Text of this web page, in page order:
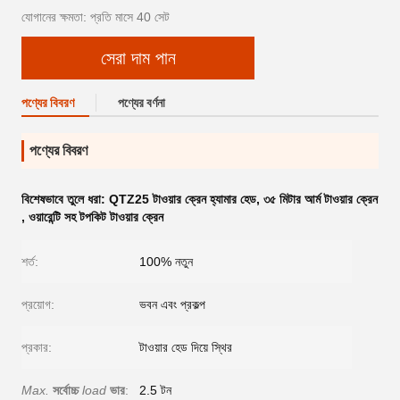
যোগানের ক্ষমতা: প্রতি মাসে 40 সেট
সেরা দাম পান
পণ্যের বিবরণ পণ্যের বর্ণনা
পণ্যের বিবরণ
বিশেষভাবে তুলে ধরা: QTZ25 টাওয়ার ক্রেন হ্যামার হেড, ৩৫ মিটার আর্ম টাওয়ার ক্রেন
, ওয়ারেন্টি সহ টপকিট টাওয়ার ক্রেন
শর্ত: 100% নতুন
প্রয়োগ: ভবন এবং প্রকল্প
প্রকার: টাওয়ার হেড দিয়ে স্থির
Max. সর্বোচ্চ load ভার: 2.5 টন